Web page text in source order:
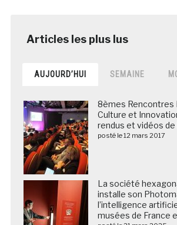
AUJOURD’HUI SEMAINE
8èmes Rencontres
Culture et
rendus et vidéos de
posté le 12 mars 2017
La société
installe son
l’intelligence
musées de France